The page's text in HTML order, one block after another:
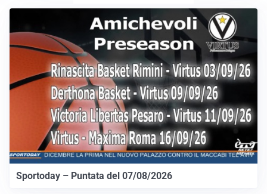
Sportoday – Puntata del 07/08/2026